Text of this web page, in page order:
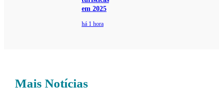
em 2025
há 1 hora
Mais Notícias